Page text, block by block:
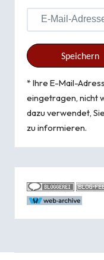
* Ihre E-Mail-
eingetragen, nicht
dazu verwendet,
zu informieren.